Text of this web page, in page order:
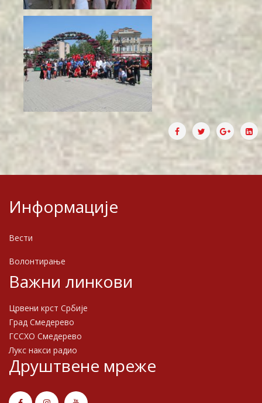
Информације
Вести
Волонтирање
Важни линкови
Црвени крст Србије
Град Смедерево
ГССХО Смедерево
Лукс накси радио
Друштвене мреже